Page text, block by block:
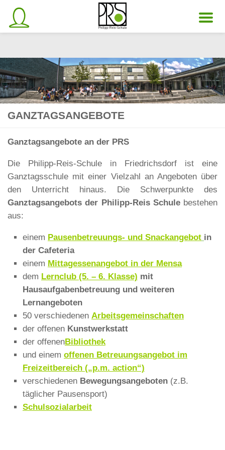
Unter dem Inhalt
GANZTAGSANGEBOTE
Ganztagsangebote an der PRS
Die Philipp-Reis-Schule in Friedrichsdorf ist eine
Ganztagsschule mit einer Vielzahl an Angeboten über
den Unterricht hinaus. Die Schwerpunkte des
Ganztagsangebots der Philipp-Reis Schulebestehen
aus:
einem Pausenbetreuungs- und Snackangebot in
der Cafeteria
einem Mittagessenangebot in der Mensa
dem Lernclub (5. – 6. Klasse) mit
Hausaufgabenbetreuung und weiteren
Lernangeboten
50 verschiedenen Arbeitsgemeinschaften
der offenen Kunstwerkstatt
der offenenBibliothek
und einem offenen Betreuungsangebot im
Freizeitbereich („p.m. action“)
verschiedenen Bewegungsangeboten (z.B.
täglicher Pausensport)
Schulsozialarbeit